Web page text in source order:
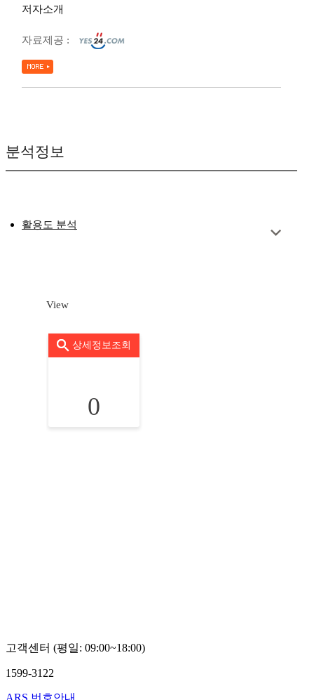
저자소개
자료제공 :
분석정보
활용도 분석
View
상세정보조회
0
고객센터 (평일: 09:00~18:00)
1599-3122